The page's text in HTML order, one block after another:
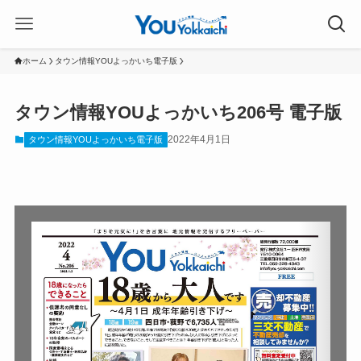
ホーム タウン情報YOUよっかいち電子版
タウン情報YOUよっかいち206号 電子版
タウン情報YOUよっかいち電子版 2022年4月1日